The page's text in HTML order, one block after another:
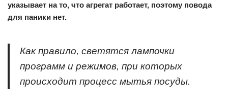
указывает на то, что агрегат работает, поэтому повода
для паники нет.
Как правило, светятся лампочки
программ и режимов, при которых
происходит процесс мытья посуды.